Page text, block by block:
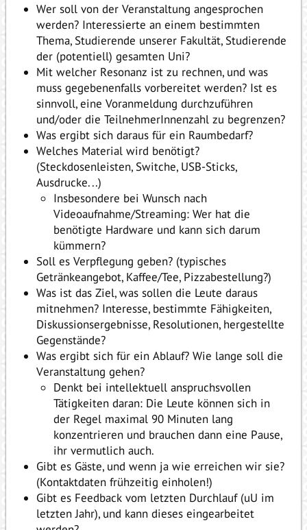
Wer soll von der Veranstaltung angesprochen
werden? Interessierte an einem bestimmten
Thema, Studierende unserer Fakultät, Studierende
der (potentiell) gesamten Uni?
Mit welcher Resonanz ist zu rechnen, und was
muss gegebenenfalls vorbereitet werden? Ist es
sinnvoll, eine Voranmeldung durchzuführen
und/oder die TeilnehmerInnenzahl zu begrenzen?
Was ergibt sich daraus für ein Raumbedarf?
Welches Material wird benötigt?
(Steckdosenleisten, Switche, USB-Sticks,
Ausdrucke...)
Insbesondere bei Wunsch nach
Videoaufnahme/Streaming: Wer hat die
benötigte Hardware und kann sich darum
kümmern?
Soll es Verpflegung geben? (typisches
Getränkeangebot, Kaffee/Tee, Pizzabestellung?)
Was ist das Ziel, was sollen die Leute daraus
mitnehmen? Interesse, bestimmte Fähigkeiten,
Diskussionsergebnisse, Resolutionen, hergestellte
Gegenstände?
Was ergibt sich für ein Ablauf? Wie lange soll die
Veranstaltung gehen?
Denkt bei intellektuell anspruchsvollen
Tätigkeiten daran: Die Leute können sich in
der Regel maximal 90 Minuten lang
konzentrieren und brauchen dann eine Pause,
ihr vermutlich auch.
Gibt es Gäste, und wenn ja wie erreichen wir sie?
(Kontaktdaten frühzeitig einholen!)
Gibt es Feedback vom letzten Durchlauf (uU im
letzten Jahr), und kann dieses eingearbeitet